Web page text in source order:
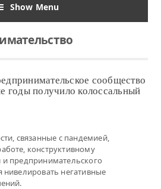
Show Menu
сообщество
годы получило колоссальный
связанные с пандемией,
конструктивному
предпринимательского
нивелировать негативные